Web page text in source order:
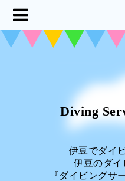
Diving
伊豆でダイ
伊豆のダイ
『ダイビングサ